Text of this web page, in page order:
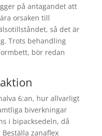
på antagandet att
orsaken till
så det är
Trots behandling
bör redan
6:an, hur allvarligt
biverkningar
i bipacksedeln, då
zanaflex